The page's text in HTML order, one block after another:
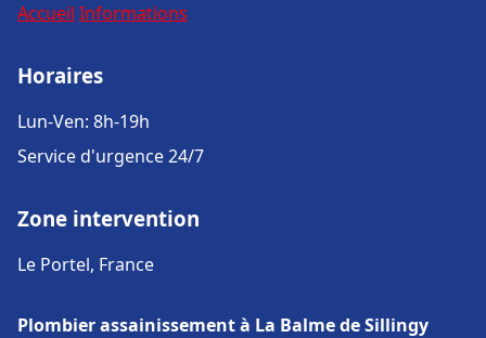
Accueil Informations
Horaires
Lun-Ven: 8h-19h
Service d'urgence 24/7
Zone intervention
Le Portel, France
Plombier assainissement à La Balme de Sillingy